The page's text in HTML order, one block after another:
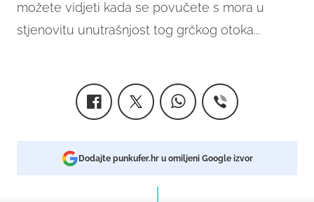
možete vidjeti kada se povučete s mora u
stjenovitu unutrašnjost tog grčkog otoka...
Dodajte punkufer.hr u omiljeni Google izvor